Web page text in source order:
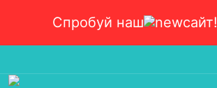
Спробуй наш сайт!